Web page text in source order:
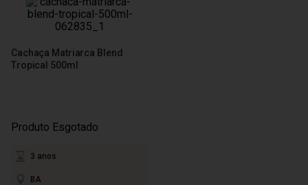
Cachaça Matriarca Blend
Tropical 500ml
Produto Esgotado
3 anos
BA